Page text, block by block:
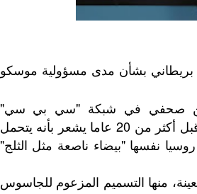
بشأن مدى مسؤولية موسكو
من صحفي في شبكة "سي بي سي"
البريطانية بشأن ما إذا كان الرئيس الذي تولى مقاليد الحكم قبل أكثر من 20 عاما يشعر بأنه يتحمل
نفسها "بيضاء ناصعة مثل الثلج"
منها التسميم المزعوم للجاسوس